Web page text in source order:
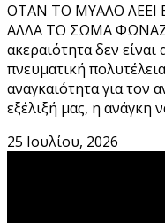
ΟΤΑΝ ΤΟ ΜΥΑΛΟ ΛΕΕΙ
ΑΛΛΑ ΤΟ ΣΩΜΑ
ακεραιότητα δεν
πνευματική
αναγκαιότητα για τον
εξέλιξή μας, η ανάγκη
25 Ιουλίου, 2026